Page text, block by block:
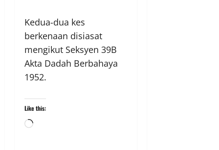
Kedua-dua kes
berkenaan disiasat
mengikut Seksyen 39B
Akta Dadah Berbahaya
1952.
Like this: